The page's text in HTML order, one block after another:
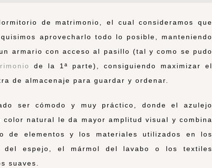
de matrimonio, el cual consideramos que
aprovecharlo todo lo posible, manteniendo
armario con acceso al pasillo (tal y como se pudo
de la 1ª parte), consiguiendo maximizar el
de almacenaje para guardar y ordenar.
ser cómodo y muy práctico, donde el azulejo
natural le da mayor amplitud visual y combina
de elementos y los materiales utilizados en los
del espejo, el mármol del lavabo o los textiles
suaves.